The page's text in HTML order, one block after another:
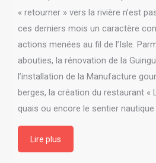
« retourner » vers la rivière n’est
ces derniers mois un caractère
actions menées au fil de l’Isle.
abouties, la rénovation de la
l’installation de la Manufacture
berges, la création du restaurant «
quais ou encore le sentier nautique
Lire plus